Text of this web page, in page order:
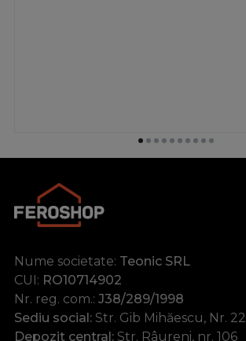
Nume societate: Teonic SRL
CUI: RO10714902
Nr. reg. com.: J38/289/1998
Sediu social: Str. Gib Mihăescu, Nr. 22
Depozit central: Str. Râureni, nr. 106